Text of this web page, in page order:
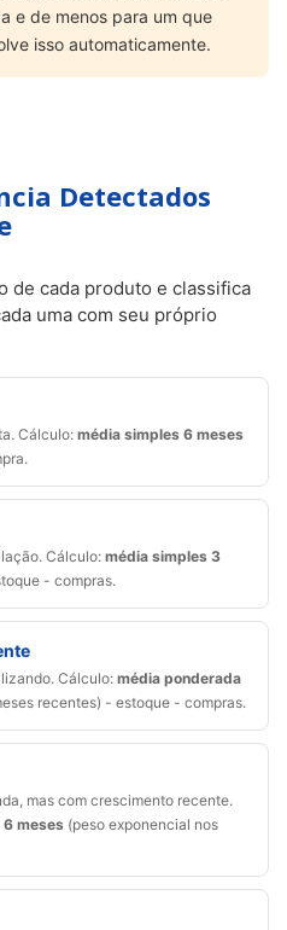
e de menos para um que
isso automaticamente.
Detectados
de cada produto e classifica
uma com seu próprio
Cálculo: média simples 6 meses
Cálculo: média simples 3
- compras.
Cálculo: média ponderada
recentes) - estoque - compras.
mas com crescimento recente.
meses (peso exponencial nos